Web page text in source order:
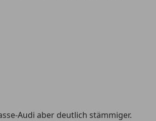
Audi aber deutlich stämmiger.